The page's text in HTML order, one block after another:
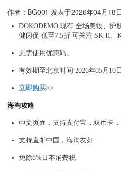
作者：BG001 发表于2026年04月18
DOKODEMO 现有 全场美妆、护
健闪促 低至7.5折 可关注 SK-II、
无需使用优惠码。
有效期至北京时间 2026年05月10
立即购买>>
海淘攻略
中文页面，支持支付宝，双币卡
支持直邮中国，海淘友好
免除8%日本消费税